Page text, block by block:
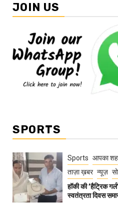
JOIN US
SPORTS
Sports आपका
ताज़ा ख़बर न्यूज़
हॉकी की ‘हैट्रिक
स्वतंत्रता दिवस